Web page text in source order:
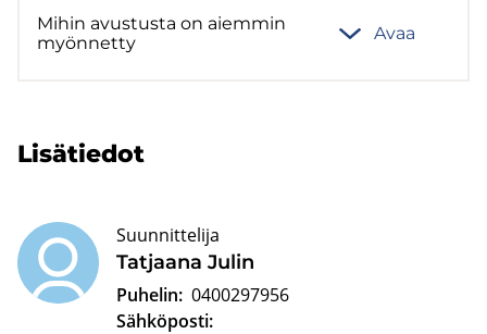
Mihin avus­tus­ta on ai­em­min
myön­net­ty
Avaa
Li­sä­tie­dot
Tat­jaa­na Julin
Suunnittelija
Puhelin: 0400297956
Sähköposti: